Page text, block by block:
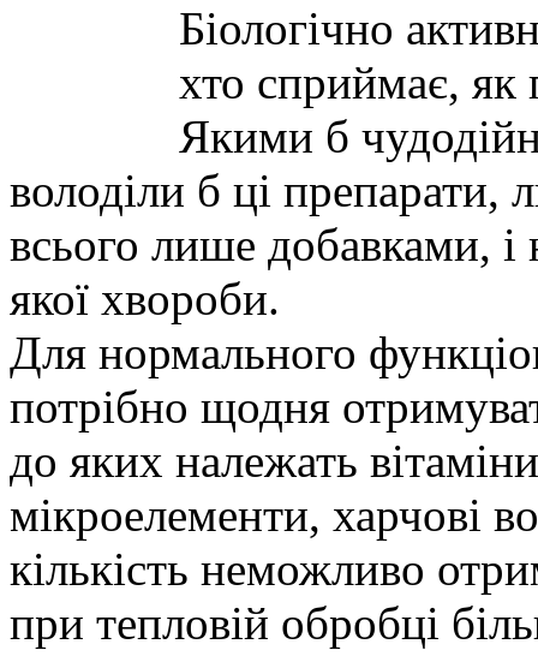
Біологічно
хто сприймає, як
Якими б
володіли б ці препарати,
всього лише добавками, і
якої хвороби.
Для нормального
потрібно щодня
до яких належать
мікроелементи, харчові
кількість неможливо
при тепловій обробці